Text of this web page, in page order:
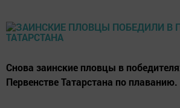
Снова заинские пловцы в
Первенстве Татарстана по плаванию.